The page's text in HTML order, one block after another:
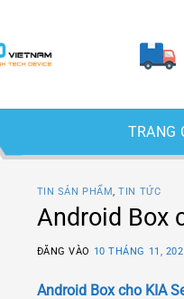
TRANG
TIN SẢN PHẨM,TIN TỨC
Android Box
ĐĂNG VÀO 10 THÁNG 11,
Android Box cho KIA